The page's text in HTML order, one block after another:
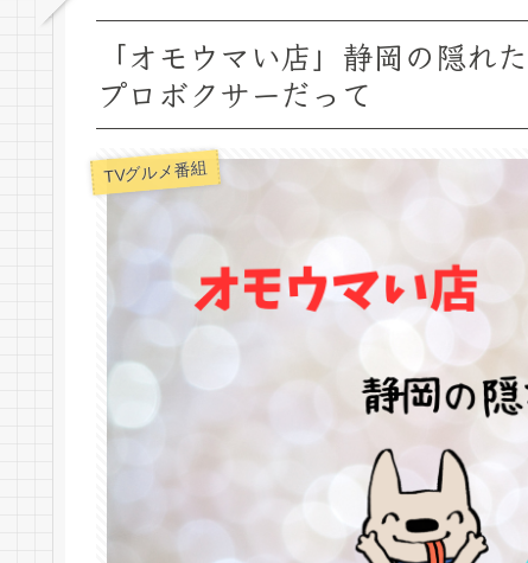
「オモウマい店」静岡の隠れ
プロボクサーだって
TVグルメ番組